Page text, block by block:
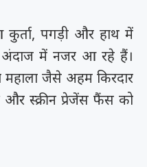
पगड़ी और हाथ में
अंदाज में नजर आ रहे हैं।
महाला जैसे अहम किरदार
स्क्रीन प्रेजेंस फैंस को